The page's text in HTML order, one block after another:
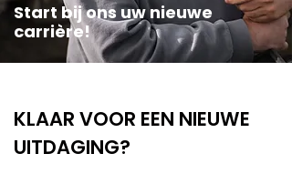
Start bij ons uw nieuwe
carrière!
KLAAR VOOR EEN NIEUWE
UITDAGING?